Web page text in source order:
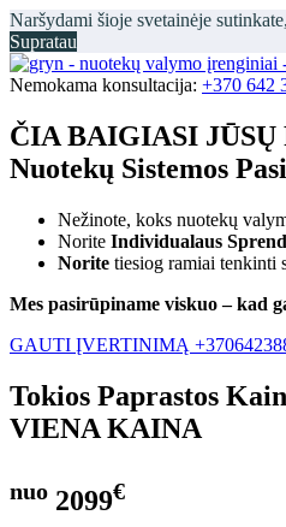
Naršydami šioje svetainėje
Supratau
Nemokama konsultacija: +370 642
ČIA BAIGIASI JŪSŲ
Nuotekų Sistemos
Nežinote, koks nuotekų
Norite Individualaus
Norite tiesiog ramiai tenkinti
Mes pasirūpiname viskuo – kad
GAUTI ĮVERTINIMĄ
Tokios Paprastos
VIENA KAINA
nuo 2099€